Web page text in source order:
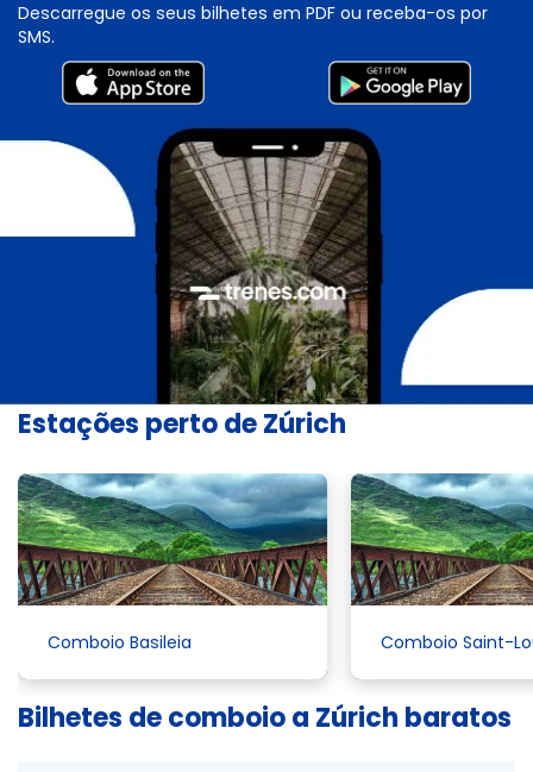
Descarregue os seus bilhetes em PDF ou receba-os por
SMS.
Estações perto de Zúrich
Comboio Basileia Comboio Saint-
Bilhetes de comboio a Zúrich baratos